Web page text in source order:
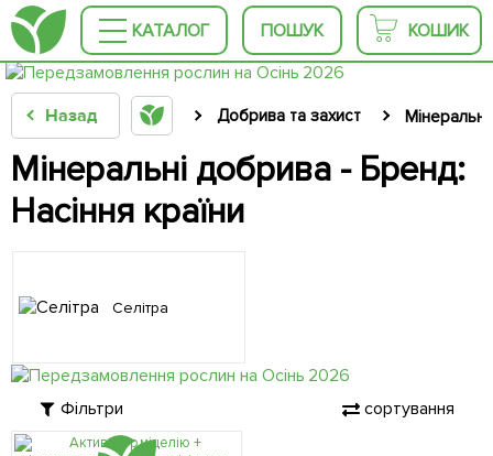
КАТАЛОГ ПОШУК КОШИК
Назад Добрива та захист
Мінеральні добрива - Бренд:
Насіння країни
Селітра
Фільтри сортування